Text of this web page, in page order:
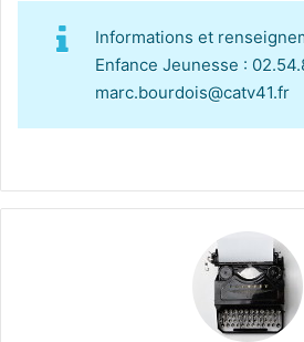
Informations et
Enfance Jeunesse :
marc.bourdois@catv41.fr